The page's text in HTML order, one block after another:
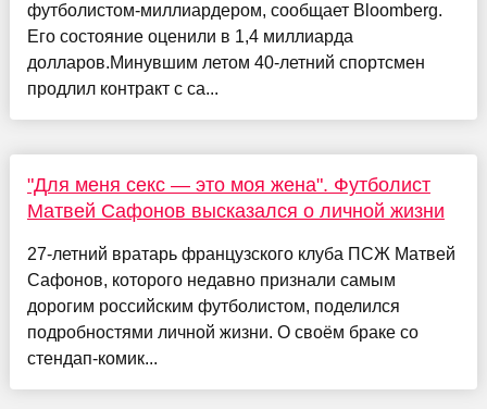
футболистом-миллиардером, сообщает Bloomberg.
Его состояние оценили в 1,4 миллиарда
долларов.Минувшим летом 40-летний спортсмен
продлил контракт с са...
"Для меня секс — это моя жена". Футболист
Матвей Сафонов высказался о личной жизни
27-летний вратарь французского клуба ПСЖ Матвей
Сафонов, которого недавно признали самым
дорогим российским футболистом, поделился
подробностями личной жизни. О своём браке со
стендап-комик...